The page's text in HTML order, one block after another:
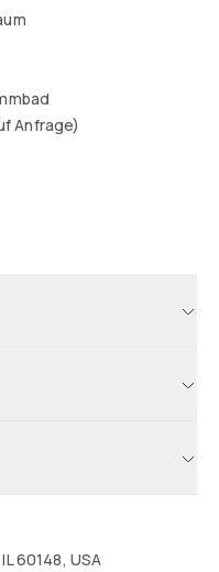
Anfrage)
60148, USA